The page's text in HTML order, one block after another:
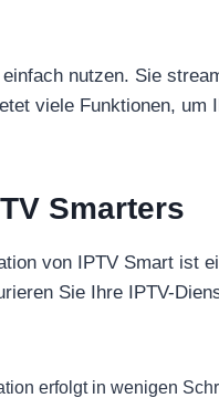
nutzen. Sie
viele Funktionen, um
Smarters
von IPTV Smart ist
Sie Ihre IPTV-
erfolgt in wenigen